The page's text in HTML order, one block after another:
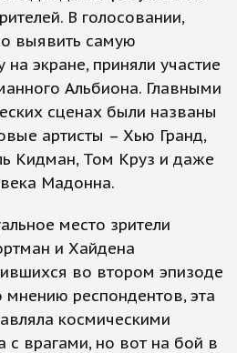
В голосовании,
выявить самую
экране, приняли участие
Альбиона. Главными
сценах были названы
артисты – Хью Гранд,
Кидман, Том Круз и даже
Мадонна.
место зрители
и Хайдена
во втором эпизоде
респондентов, эта
космическими
с врагами, но вот на бой в